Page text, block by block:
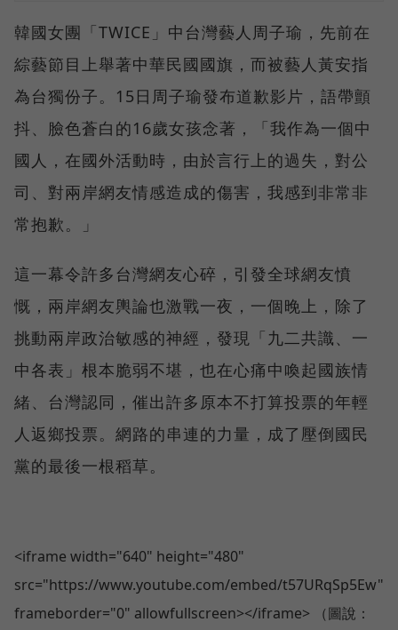
韓國女團「TWICE」中台灣藝人周子瑜，先前在
綜藝節目上舉著中華民國國旗，而被藝人黃安指
為台獨份子。15日周子瑜發布道歉影片，語帶顫
抖、臉色蒼白的16歲女孩念著，「我作為一個中
國人，在國外活動時，由於言行上的過失，對公
司、對兩岸網友情感造成的傷害，我感到非常非
常抱歉。」
這一幕令許多台灣網友心碎，引發全球網友憤
慨，兩岸網友輿論也激戰一夜，一個晚上，除了
挑動兩岸政治敏感的神經，發現「九二共識、一
中各表」根本脆弱不堪，也在心痛中喚起國族情
緒、台灣認同，催出許多原本不打算投票的年輕
人返鄉投票。網路的串連的力量，成了壓倒國民
黨的最後一根稻草。
<iframe width="640" height="480"
src="https://www.youtube.com/embed/t57URqSp5Ew"
frameborder="0" allowfullscreen></iframe> （圖說：